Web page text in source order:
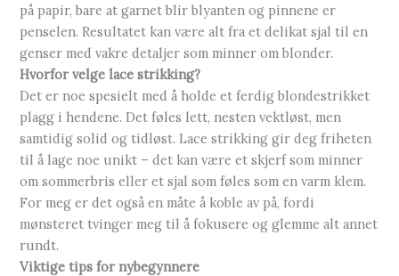
på papir, bare at garnet blir blyanten og pinnene er
penselen. Resultatet kan være alt fra et delikat sjal til en
genser med vakre detaljer som minner om blonder.
Hvorfor velge lace strikking?
Det er noe spesielt med å holde et ferdig blondestrikket
plagg i hendene. Det føles lett, nesten vektløst, men
samtidig solid og tidløst. Lace strikking gir deg friheten
til å lage noe unikt – det kan være et skjerf som minner
om sommerbris eller et sjal som føles som en varm klem.
For meg er det også en måte å koble av på, fordi
mønsteret tvinger meg til å fokusere og glemme alt annet
rundt.
Viktige tips for nybegynnere